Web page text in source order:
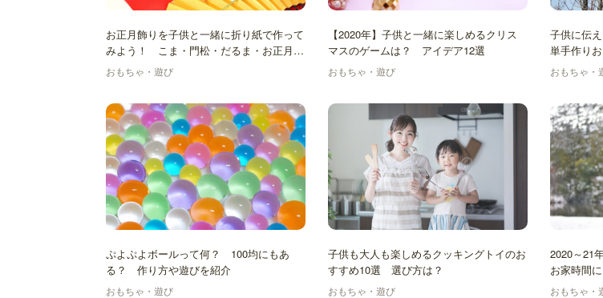
お正月飾りを子供と一緒に折り紙で作って
みよう！ こま・門松・だるま・お正月リ
ースの作り方
おもちゃ・遊び
【2020年】子供と一緒に楽しめるクリス
マスのゲームは？ アイデア12選
おもちゃ・遊び
子供に伝
単手作り
おもちゃ・
ぷよぷよボールって何？ 100均にもあ
る？ 作り方や遊びを紹介
おもちゃ・遊び
子供も大人も楽しめるクッキングトイのお
すすめ10選 選び方は？
おもちゃ・遊び
2020～21
お家時間
おもちゃ・